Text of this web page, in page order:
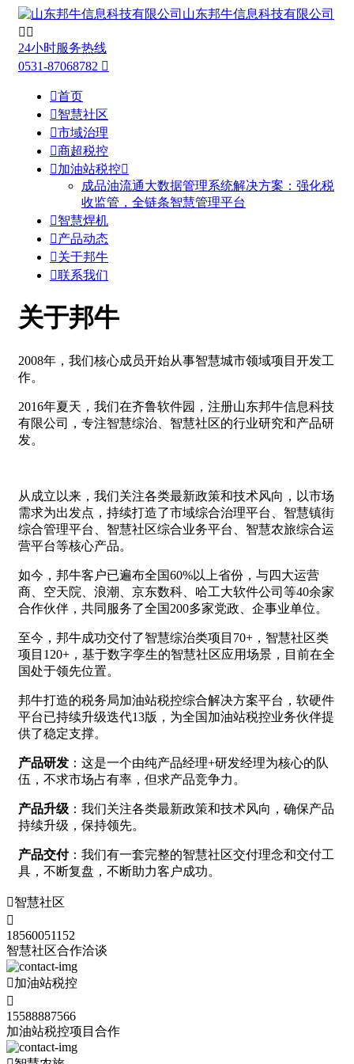
山东邦牛信息科技有限公司
 
24小时服务热线
0531-87068782 
首页
智慧社区
市域治理
商超税控
加油站税控
成品油流通大数据管理系统解决方案：强化税
收监管，全链条智慧管理平台
智慧焊机
产品动态
关于邦牛
联系我们
关于邦牛
2008年，我们核心成员开始从事智慧城市领域项目开发工
作。
2016年夏天，我们在齐鲁软件园，注册山东邦牛信息科技
有限公司，专注智慧综治、智慧社区的行业研究和产品研
发。
从成立以来，我们关注各类最新政策和技术风向，以市场
需求为出发点，持续打造了市域综合治理平台、智慧镇街
综合管理平台、智慧社区综合业务平台、智慧农旅综合运
营平台等核心产品。
如今，邦牛客户已遍布全国60%以上省份，与四大运营
商、空天院、浪潮、京东数科、哈工大软件公司等40余家
合作伙伴，共同服务了全国200多家党政、企事业单位。
至今，邦牛成功交付了智慧综治类项目70+，智慧社区类
项目120+，基于数字孪生的智慧社区应用场景，目前在全
国处于领先位置。
邦牛打造的税务局加油站税控综合解决方案平台，软硬件
平台已持续升级迭代13版，为全国加油站税控业务伙伴提
供了稳定支撑。
产品研发 ：这是一个由纯产品经理+研发经理为核心的队
伍，不求市场占有率，但求产品竞争力。
产品升级 ：我们关注各类最新政策和技术风向，确保产品
持续升级，保持领先。
产品交付：我们有一套完整的智慧社区交付理念和交付工
具，不断复盘，不断助力客户成功。
智慧社区

18560051152
智慧社区合作洽谈
加油站税控

15588887566
加油站税控项目合作